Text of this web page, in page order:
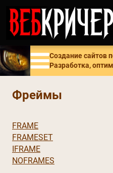
Создание сайтов
Разработка,
Фреймы
FRAME
FRAMESET
IFRAME
NOFRAMES